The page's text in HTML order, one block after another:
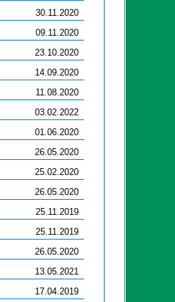
30.11.2020
09.11.2020
23.10.2020
14.09.2020
11.08.2020
03.02.2022
01.06.2020
26.05.2020
25.02.2020
26.05.2020
25.11.2019
25.11.2019
26.05.2020
13.05.2021
17.04.2019